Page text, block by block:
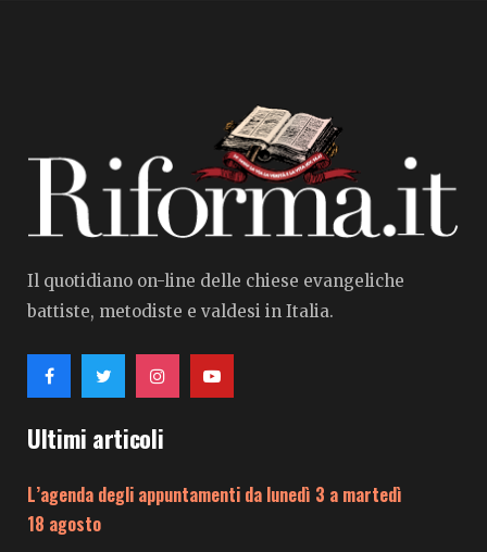
Il quotidiano on-line delle chiese evangeliche
battiste, metodiste e valdesi in Italia.
Ultimi articoli
L’agenda degli appuntamenti da lunedì 3 a martedì
18 agosto